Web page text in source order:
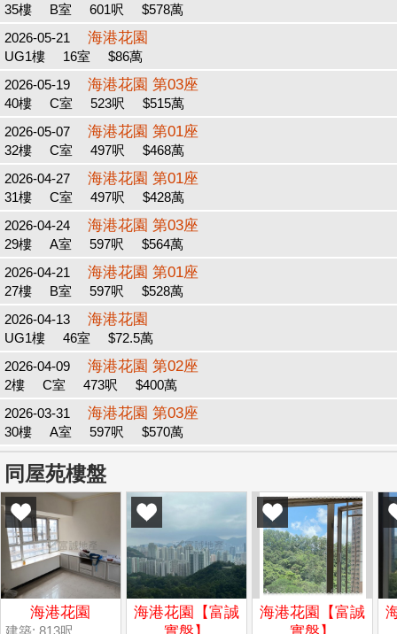
35樓 B室 601呎
$578萬
2026-05-21
海港花園
UG1樓 16室
$86萬
2026-05-19
海港花園 第03座
40樓 C室 523呎
$515萬
2026-05-07
海港花園 第01座
32樓 C室 497呎
$468萬
2026-04-27
海港花園 第01座
31樓 C室 497呎
$428萬
2026-04-24
海港花園 第03座
29樓 A室 597呎
$564萬
2026-04-21
海港花園 第01座
27樓 B室 597呎
$528萬
2026-04-13
海港花園
UG1樓 46室
$72.5萬
2026-04-09
海港花園 第02座
2樓 C室 473呎
$400萬
2026-03-31
海港花園 第03座
30樓 A室 597呎 $570萬
同屋苑樓盤
海港花園
建築: 813呎
海港花園【富誠
海港花園【富誠